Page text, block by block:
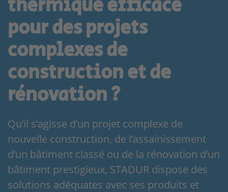
thermique efficace
pour des projets
complexes de
construction et de
rénovation ?
Qu’il s’agisse d’un projet complexe de
nouvelle construction, de l’assainissement
d’un bâtiment classé ou de la rénovation d’un
bâtiment prestigieux, STADUR dispose des
solutions adéquates avec ses produits et